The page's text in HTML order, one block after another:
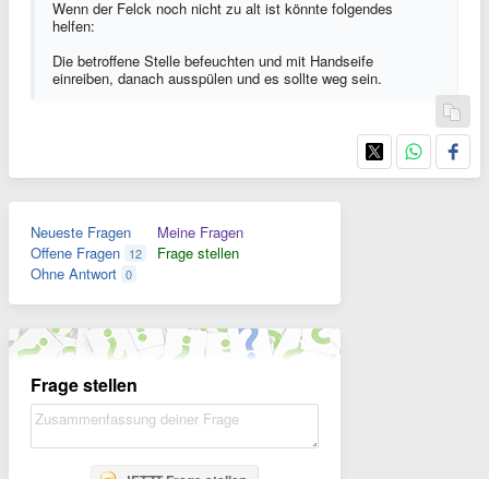
Wenn der Felck noch nicht zu alt ist könnte folgendes
helfen:
Die betroffene Stelle befeuchten und mit Handseife
einreiben, danach ausspülen und es sollte weg sein.
Neueste Fragen
Offene Fragen 12
Ohne Antwort 0
Meine Fragen
Frage stellen
Frage stellen